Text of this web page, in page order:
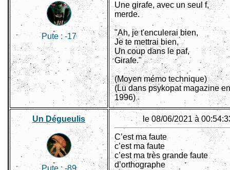
Pute : -17
Une girafe, avec un seul f,
merde.
"Ah, je t'enculerai bien,
Je te mettrai bien,
Un coup dans le paf,
Girafe."
(Moyen mémo technique)
(Lu dans psykopat magazine en
1996)
Un Dégueulis le 08/06/2021 à
C’est ma faute
c’est ma faute
c’est ma très grande faute
d’orthographe